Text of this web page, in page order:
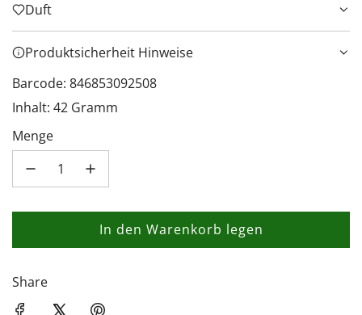
Duft
Produktsicherheit Hinweise
Barcode: 846853092508
Inhalt: 42 Gramm
Menge
In den Warenkorb legen
L
Share